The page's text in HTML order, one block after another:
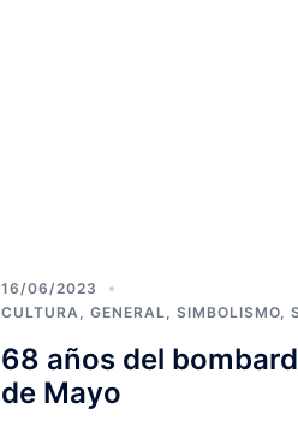
16/06/2023
CULTURA
GENERAL SIMBOLISMO,
68 años del
de Mayo